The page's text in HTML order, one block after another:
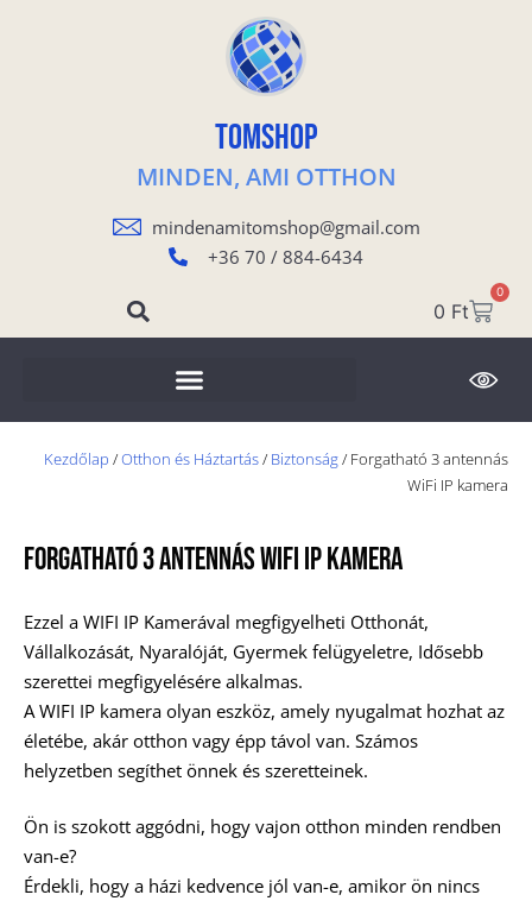
TOMSHOP
MINDEN, AMI OTTHON
mindenamitomshop@gmail.com
+36 70 / 884-6434
0 Ft
0
Kezdőlap /Otthon és Háztartás/ Biztonság/ Forgatható 3 antennás
WiFi IP kamera
Forgatható 3 Antennás WiFi IP Kamera
Ezzel a WIFI IP Kamerával megfigyelheti Otthonát,
Vállalkozását, Nyaralóját, Gyermek felügyeletre, Idősebb
szerettei megfigyelésére alkalmas.
A WIFI IP kamera olyan eszköz, amely nyugalmat hozhat az
életébe, akár otthon vagy épp távol van. Számos
helyzetben segíthet önnek és szeretteinek.
Ön is szokott aggódni, hogy vajon otthon minden rendben
van-e?
Érdekli, hogy a házi kedvence jól van-e, amikor ön nincs